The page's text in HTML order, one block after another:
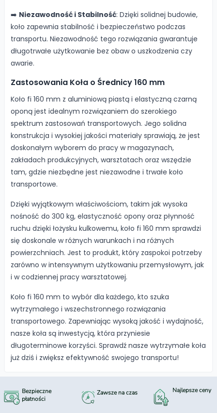
➡️ Niezawodność i Stabilność: Dzięki solidnej budowie,
koło zapewnia stabilność i bezpieczeństwo podczas
transportu. Niezawodność tego rozwiązania gwarantuje
długotrwałe użytkowanie bez obaw o uszkodzenia czy
awarie.
Zastosowania Koła o Średnicy 160 mm
Koło fi 160 mm z aluminiową piastą i elastyczną czarną
oponą jest idealnym rozwiązaniem do szerokiego
spektrum zastosowań transportowych. Jego solidna
konstrukcja i wysokiej jakości materiały sprawiają, że jest
doskonałym wyborem do pracy w magazynach,
zakładach produkcyjnych, warsztatach oraz wszędzie
tam, gdzie niezbędne jest niezawodne i trwałe koło
transportowe.
Dzięki wyjątkowym właściwościom, takim jak wysoka
nośność do 300 kg, elastyczność opony oraz płynność
ruchu dzięki łożysku kulkowemu, koło fi 160 mm sprawdzi
się doskonale w różnych warunkach i na różnych
powierzchniach. Jest to produkt, który zaspokoi potrzeby
zarówno w intensywnym użytkowaniu przemysłowym, jak
i w codziennej pracy warsztatowej.
Koło fi 160 mm to wybór dla każdego, kto szuka
wytrzymałego i wszechstronnego rozwiązania
transportowego. Zapewniając wysoką jakość i wydajność,
nasze koła są inwestycją, która przyniesie
długoterminowe korzyści. Sprawdź nasze wytrzymałe koła
już dziś i zwiększ efektywność swojego transportu!
Bezpieczne
płatności
Zawsze na czas Najlepsze ceny